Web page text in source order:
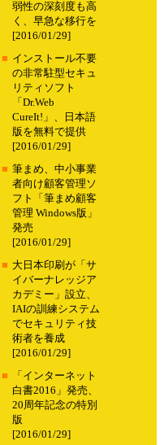
弱性の深刻度も高
く、早急な移行を
[2016/01/29]
■ インストール不要
の非常駐型セキュ
リティソフト
「Dr.Web
CureIt!」、日本語
版を無料で提供
[2016/01/29]
■ 筆まめ、中小事業
者向け顧客管理ソ
フト「筆まめ顧客
管理 Windows版」
発売
[2016/01/29]
■ 大日本印刷が「サ
イバーナレッジア
カデミー」設立、
IAIの訓練システム
でセキュリティ技
術者を養成
[2016/01/29]
■
「インターネット
白書2016」発売、
20周年記念の特別
版
[2016/01/29]